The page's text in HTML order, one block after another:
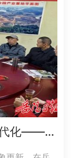
壮大农村科协 服务农业现代化——我市召开促进农技协事业高质量发展座谈会